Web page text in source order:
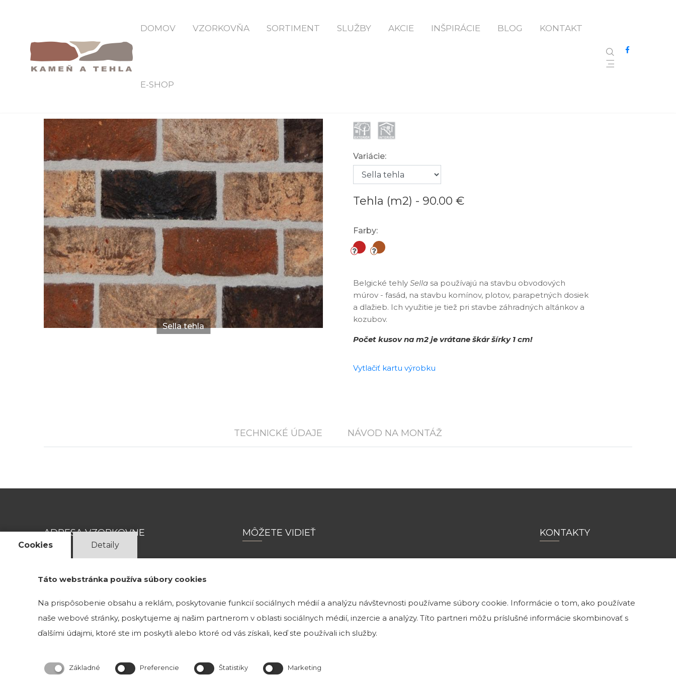
DOMOV VZORKOVŇA SORTIMENT SLUŽBY AKCIE INŠPIRÁCIE BLOG KONTAKT
E-SHOP
Domov Sella Klinker Tehla
Sella tehla
Variácie:
Tehla (m2) - 90.00 €
Farby:
Belgické tehly Sella sa používajú na stavbu obvodových
múrov - fasád, na stavbu komínov, plotov, parapetných dosiek
a dlažieb. Ich využitie je tiež pri stavbe záhradných altánkov a
kozubov.
Počet kusov na m2 je vrátane škár šírky 1 cm!
Vytlačiť kartu výrobku
TECHNICKÉ ÚDAJE NÁVOD NA MONTÁŽ
ADRESA VZORKOVNE
831 04 Bratislava 3
Kristína Mravcová- KriMRock
Podvysoká 174
023 57 Podvysoká
Číslo živnostenského registra: 520-32177
MÔŽETE VIDIEŤ
v našej exteriérovej vzorkovni v Bratislave na Magnetovej ulici č. 13,
KONTAKTY
Cookies Detaily
Táto webstránka používa súbory cookies
Na prispôsobenie obsahu a reklám, poskytovanie funkcií sociálnych médií a analýzu návštevnosti používame súbory cookie. Informácie o tom, ako používate
naše webové stránky, poskytujeme aj našim partnerom v oblasti sociálnych médií, inzercie a analýzy. Títo partneri môžu príslušné informácie skombinovať s
ďalšími údajmi, ktoré ste im poskytli alebo ktoré od vás získali, keď ste používali ich služby.
Základné Preferencie Štatistiky Marketing